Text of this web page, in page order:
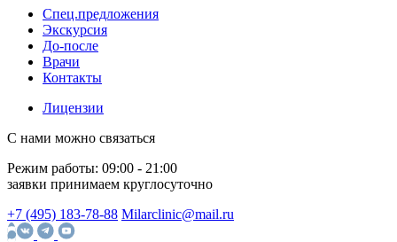
Спец.предложения
Экскурсия
До-после
Врачи
Контакты
Лицензии
С нами можно связаться
Режим работы: 09:00 - 21:00
заявки принимаем круглосуточно
+7 (495) 183-78-88 Milarclinic@mail.ru